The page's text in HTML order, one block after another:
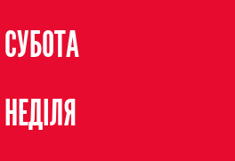
СУБОТА
НЕДІЛЯ